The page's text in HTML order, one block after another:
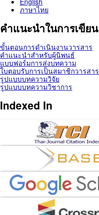
ภาษาไทย
คำแนะนำในการเขียน
ขั้นตอนการดำเนินงานวารสาร
คำแนะนำสำหรับผู้นิพนธ์
แบบฟอร์มการส่งบทความ
ใบตอบรับการเป็นสมาชิกวารสาร
รูปแบบบทความวิจัย
รูปแบบบทความวิชาการ
Indexed In